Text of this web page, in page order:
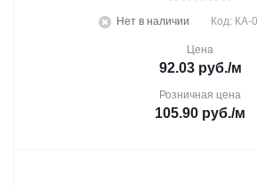
Нет в наличии Код: КА-
Цена
92.03руб./м
Розничная цена
105.90 руб./м